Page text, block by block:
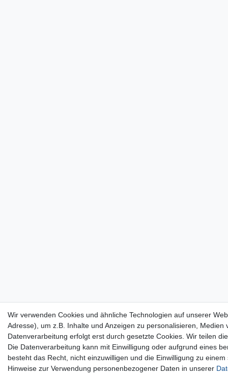
Wir verwenden Cookies und ähnliche Technologien auf unserer
Adresse), um z.B. Inhalte und Anzeigen zu personalisieren,
Datenverarbeitung erfolgt erst durch gesetzte Cookies. Wir teilen
Die Datenverarbeitung kann mit Einwilligung oder aufgrund eines
besteht das Recht, nicht einzuwilligen und die Einwilligung zu
Hinweise zur Verwendung personenbezogener Daten in unserer